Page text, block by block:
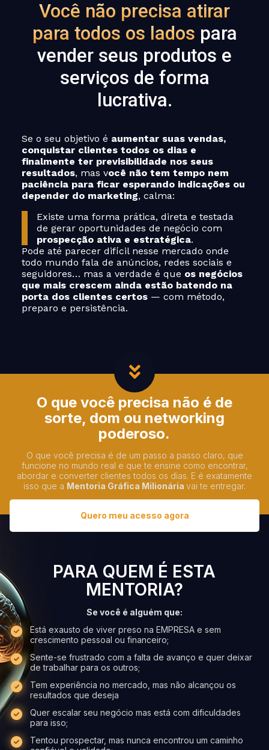
Você não precisa atirar
para todos os lados para
vender seus produtos e
serviços de forma
lucrativa.
Se o seu objetivo é aumentar suas vendas,
conquistar clientes todos os dias e
finalmente ter previsibilidade nos seus
resultados, mas você não tem tempo nem
paciência para ficar esperando indicações ou
depender do marketing, calma:
Existe uma forma prática, direta e testada
de gerar oportunidades de negócio com
prospecção ativa e estratégica.
Pode até parecer difícil nesse mercado onde
todo mundo fala de anúncios, redes sociais e
seguidores… mas a verdade é que os negócios
que mais crescem ainda estão batendo na
porta dos clientes certos — com método,
preparo e persistência.
O que você precisa não é de
sorte, dom ou networking
poderoso.
O que você precisa é de um passo a passo claro, que
funcione no mundo real e que te ensine como encontrar,
abordar e converter clientes todos os dias. E é exatamente
isso que a Mentoria Gráfica Milionária vai te entregar.
Quero meu acesso agora
PARA QUEM É ESTA
MENTORIA?
Se você é alguém que:
Está exausto de viver preso na EMPRESA e sem
crescimento pessoal ou financeiro;
Sente-se frustrado com a falta de avanço e quer deixar
de trabalhar para os outros;
Tem experiência no mercado, mas não alcançou os
resultados que deseja
Quer escalar seu negócio mas está com dificuldades
para isso;
Tentou prospectar, mas nunca encontrou um caminho